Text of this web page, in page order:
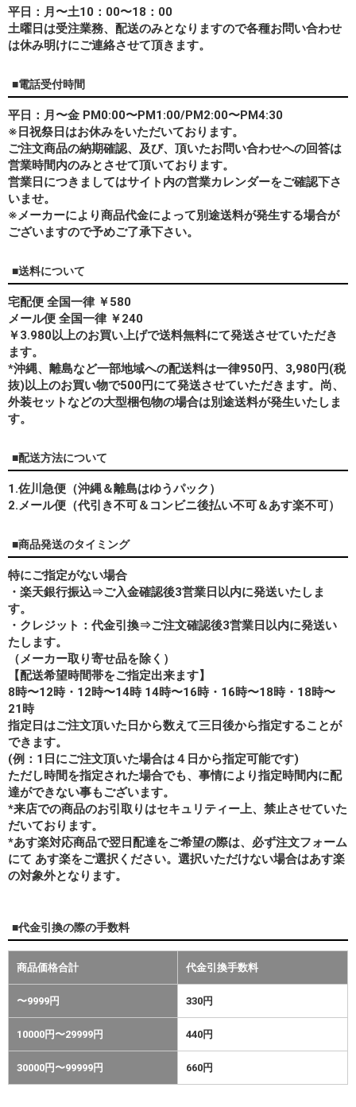
平日：月〜土10：00〜18：00
土曜日は受注業務、配送のみとなりますので各種お問い合わせ
は休み明けにご連絡させて頂きます。
■電話受付時間
平日：月〜金 PM0:00〜PM1:00/PM2:00〜PM4:30
※日祝祭日はお休みをいただいております。
ご注文商品の納期確認、及び、頂いたお問い合わせへの回答は
営業時間内のみとさせて頂いております。
営業日につきましてはサイト内の営業カレンダーをご確認下さ
いませ。
※メーカーにより商品代金によって別途送料が発生する場合が
ございますので予めご了承下さい。
■送料について
宅配便 全国一律 ￥580
メール便 全国一律 ￥240
￥3.980以上のお買い上げで送料無料にて発送させていただき
ます。
*沖縄、離島など一部地域への配送料は一律950円、3,980円(税
抜)以上のお買い物で500円にて発送させていただきます。尚、
外装セットなどの大型梱包物の場合は別途送料が発生いたしま
す。
■配送方法について
1.佐川急便（沖縄＆離島はゆうパック）
2.メール便（代引き不可＆コンビニ後払い不可＆あす楽不可）
■商品発送のタイミング
特にご指定がない場合
・楽天銀行振込⇒ご入金確認後3営業日以内に発送いたしま
す。
・クレジット：代金引換⇒ご注文確認後3営業日以内に発送い
たします。
（メーカー取り寄せ品を除く）
【配送希望時間帯をご指定出来ます】
8時〜12時・12時〜14時 14時〜16時・16時〜18時・18時〜
21時
指定日はご注文頂いた日から数えて三日後から指定することが
できます。
(例：1日にご注文頂いた場合は４日から指定可能です)
ただし時間を指定された場合でも、事情により指定時間内に配
達ができない事もございます。
*来店での商品のお引取りはセキュリティー上、禁止させていた
だいております。
*あす楽対応商品で翌日配達をご希望の際は、必ず注文フォーム
にて あす楽をご選択ください。選択いただけない場合はあす楽
の対象外となります。
■代金引換の際の手数料
商品価格合計 代金引換手数料
〜9999円 330円
10000円〜29999円 440円
30000円〜99999円 660円